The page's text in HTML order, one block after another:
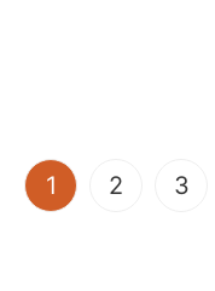
1 (current)
2 3